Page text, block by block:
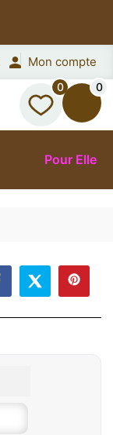
Mon compte
0 0
Pour Elle